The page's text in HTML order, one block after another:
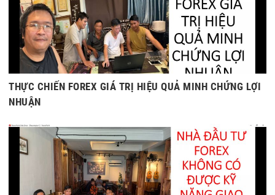
THỰC CHIẾN FOREX GIÁ TRỊ HIỆU QUẢ MINH CHỨNG LỢI
NHUẬN